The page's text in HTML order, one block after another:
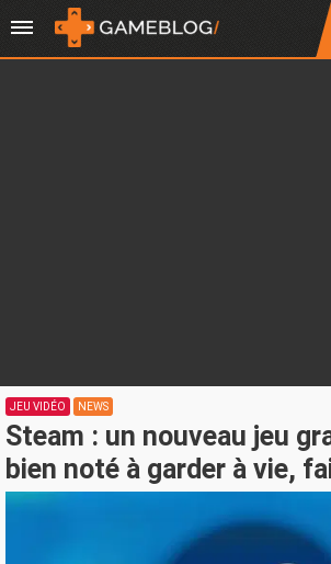
JEU VIDÉO NEWS
Steam : un nouveau jeu
bien noté à garder à vie,